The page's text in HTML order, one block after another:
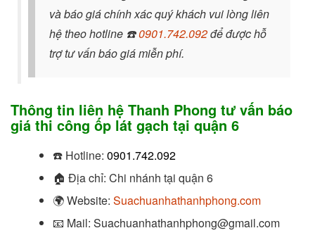
và báo giá chính xác quý khách vui lòng liên
hệ theo hotline ☎️0901.742.092để được hỗ
trợ tư vấn báo giá miễn phí.
Thông tin liên hệ Thanh Phong tư vấn báo
giá thi công ốp lát gạch tại quận 6
☎️ Hotline: 0901.742.092
🏠 Địa chỉ: Chi nhánh tại quận 6
🌍Website: Suachuanhathanhphong.com
📧 Mail: Suachuanhathanhphong@gmail.com